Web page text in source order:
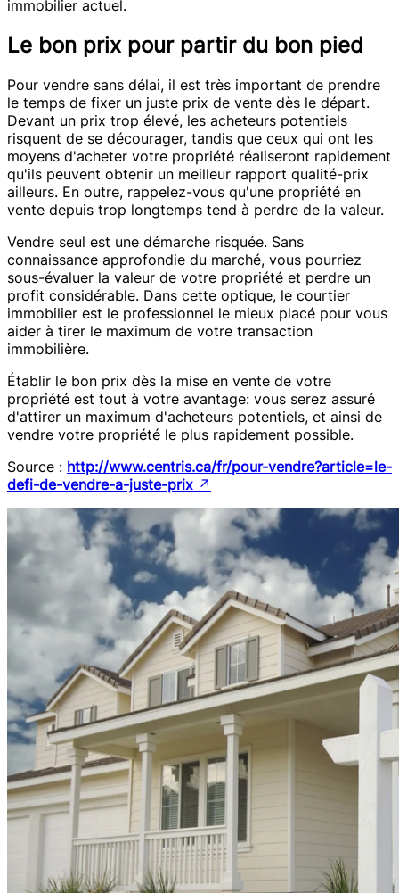
immobilier actuel.
Le bon prix pour partir du bon pied
Pour vendre sans délai, il est très important de prendre
le temps de fixer un juste prix de vente dès le départ.
Devant un prix trop élevé, les acheteurs potentiels
risquent de se décourager, tandis que ceux qui ont les
moyens d'acheter votre propriété réaliseront rapidement
qu'ils peuvent obtenir un meilleur rapport qualité-prix
ailleurs. En outre, rappelez-vous qu'une propriété en
vente depuis trop longtemps tend à perdre de la valeur.
Vendre seul est une démarche risquée. Sans
connaissance approfondie du marché, vous pourriez
sous-évaluer la valeur de votre propriété et perdre un
profit considérable. Dans cette optique, le courtier
immobilier est le professionnel le mieux placé pour vous
aider à tirer le maximum de votre transaction
immobilière.
Établir le bon prix dès la mise en vente de votre
propriété est tout à votre avantage: vous serez assuré
d'attirer un maximum d'acheteurs potentiels, et ainsi de
vendre votre propriété le plus rapidement possible.
Source : http://www.centris.ca/fr/pour-vendre?article=le-
defi-de-vendre-a-juste-prix ↗